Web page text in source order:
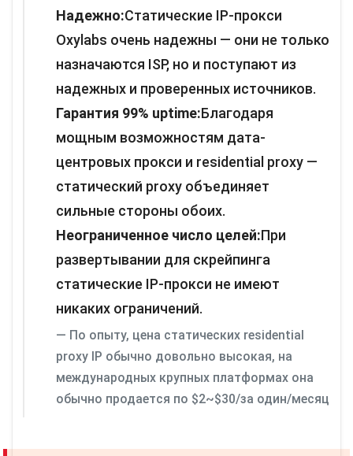
Надежно:Статические IP-прокси
Oxylabs очень надежны — они не только
назначаются ISP, но и поступают из
надежных и проверенных источников.
Гарантия 99% uptime:Благодаря
мощным возможностям дата-
центровых прокси и residential proxy —
статический proxy объединяет
сильные стороны обоих.
Неограниченное число целей:При
развертывании для скрейпинга
статические IP-прокси не имеют
никаких ограничений.
По опыту, цена статических residential
proxy IP обычно довольно высокая, на
международных крупных платформах она
обычно продается по $2~$30/за один/месяц